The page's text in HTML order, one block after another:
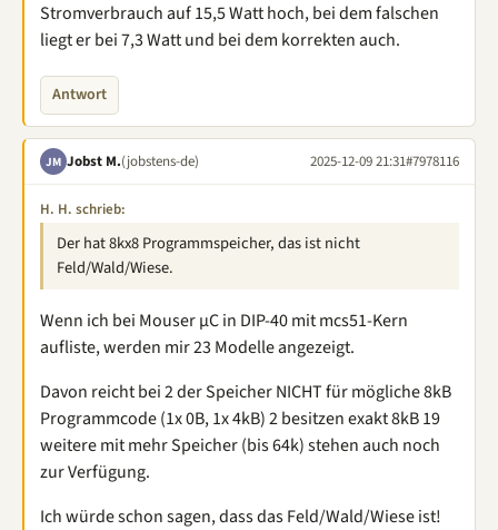
Stromverbrauch auf 15,5 Watt hoch, bei dem falschen
liegt er bei 7,3 Watt und bei dem korrekten auch.
Antwort
JM Jobst M.(jobstens-de) 2025-12-09 21:31#7978116
H. H. schrieb:
Der hat 8kx8 Programmspeicher, das ist nicht
Feld/Wald/Wiese.
Wenn ich bei Mouser µC in DIP-40 mit mcs51-Kern
aufliste, werden mir 23 Modelle angezeigt.
Davon reicht bei 2 der Speicher NICHT für mögliche 8kB
Programmcode (1x 0B, 1x 4kB) 2 besitzen exakt 8kB 19
weitere mit mehr Speicher (bis 64k) stehen auch noch
zur Verfügung.
Ich würde schon sagen, dass das Feld/Wald/Wiese ist!